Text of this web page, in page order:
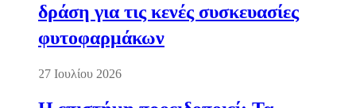
δράση για τις κενές συσκευασίες
φυτοφαρμάκων
27 Ιουλίου 2026